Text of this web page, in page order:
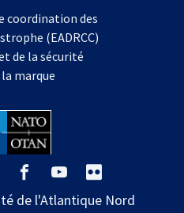
nouvel
onglet
coordination des
(EADRCC)
de la sécurité
marque
s’ouvres’ouvre
un
s’ouvre
un
un
de l'Atlantique Nord